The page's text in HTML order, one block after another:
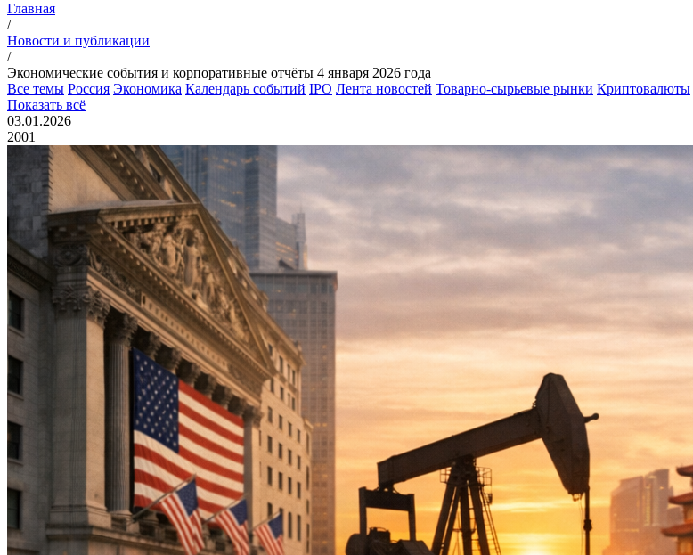
Главная
/
Новости и публикации
/
Экономические события и корпоративные отчёты 4 января 2026 года
Все темы Россия Экономика Календарь событий IPO Лента новостей Товарно-сырьевые рынки Криптовалюты
Показать всё
03.01.2026
2001